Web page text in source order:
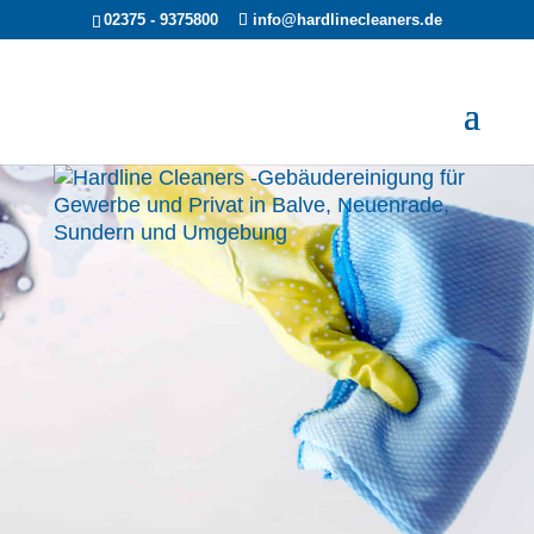
02375 - 9375800 info@hardlinecleaners.de
Professionelle Reinigung
für Gewerbe- und
Privatkunden
Wir bieten Dienstleistungen rund um die
Reinigung und Pflege von privaten und
gewerblichen Objekten im Sauerland an. Wir
arbeiten gründlich, zuverlässig und übernehmen
die Arbeiten, die wir mit Ihnen individuell